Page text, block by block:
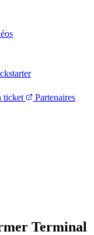
ticket
Partenaires
Terminal